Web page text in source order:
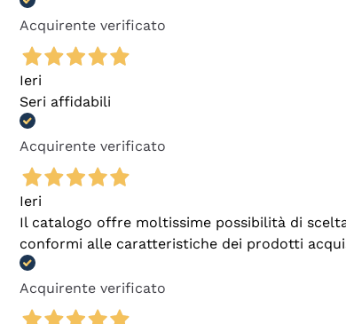
Acquirente verificato
Ieri
Seri affidabili
Acquirente verificato
Ieri
Il catalogo offre moltissime possibilità di
conformi alle caratteristiche dei prodotti
Acquirente verificato